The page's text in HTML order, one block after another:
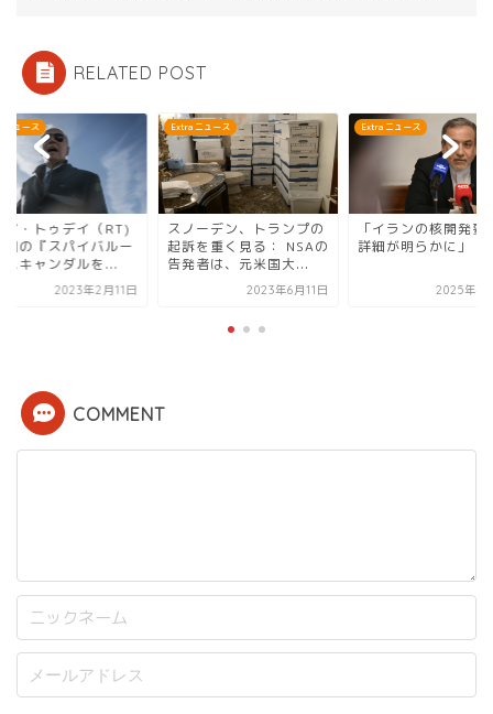
RELATED POST
ニュース
ア・トゥデイ（RT)
国の『スパイバルー
スキャンダルを...
2023年2月11日
Extra ニュース
スノーデン、トランプの
起訴を重く見る： NSAの
告発者は、元米国大...
2023年6月11日
Extra ニュース
「イランの核開発要
詳細が明らかに」
2025年4
COMMENT